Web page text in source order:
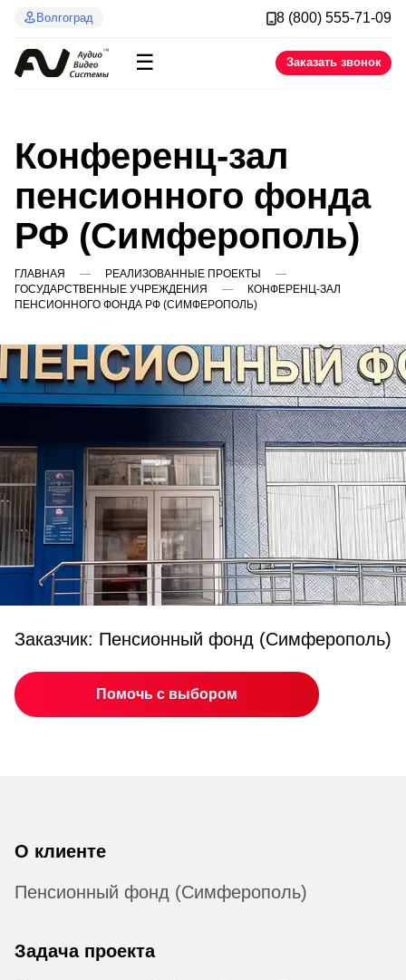
Волгоград 8 (800) 555-71-09
☰ Заказать звонок
Конференц-зал
пенсионного фонда
РФ (Симферополь)
ГЛАВНАЯ
РЕАЛИЗОВАННЫЕ ПРОЕКТЫ
ГОСУДАРСТВЕННЫЕ УЧРЕЖДЕНИЯ
КОНФЕРЕНЦ-ЗАЛ
ПЕНСИОННОГО ФОНДА РФ (СИМФЕРОПОЛЬ)
Заказчик: Пенсионный фонд (Симферополь)
Помочь с выбором
О клиенте
Пенсионный фонд (Симферополь)
Задача проекта